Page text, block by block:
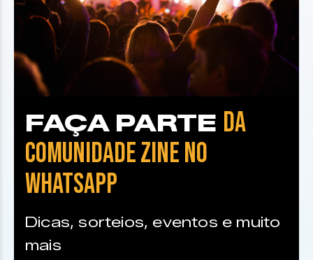
FAÇA PARTE DA
COMUNIDADE ZINE NO
WHATSAPP
Dicas, sorteios, eventos e muito
mais